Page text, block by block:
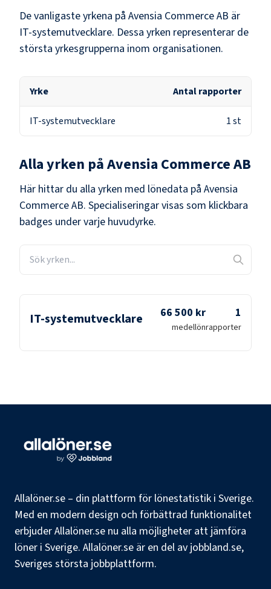
De vanligaste yrkena på Avensia Commerce AB är
IT-systemutvecklare. Dessa yrken representerar de
största yrkesgrupperna inom organisationen.
Yrke Antal rapporter
IT-systemutvecklare 1st
Alla yrken påAvensia Commerce AB
Här hittar du alla yrken med lönedata på Avensia
Commerce AB. Specialiseringar visas som klickbara
badges under varje huvudyrke.
IT-systemutvecklare 66 500 kr
medellön
1
rapporter
Allalöner.se – din plattform för lönestatistik i Sverige.
Med en modern design och förbättrad funktionalitet
erbjuder Allalöner.se nu alla möjligheter att jämföra
löner i Sverige. Allalöner.se är en del av jobbland.se,
Sveriges största jobbplattform.